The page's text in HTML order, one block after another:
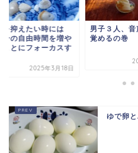
を抑えたい時には
分の自由時間を増や
ことにフォーカスす
2025年3月18日
男子３人、音
覚めるの巻
ゆで卵